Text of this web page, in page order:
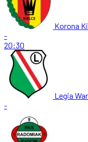
Korona
-
20:30
Legia
-